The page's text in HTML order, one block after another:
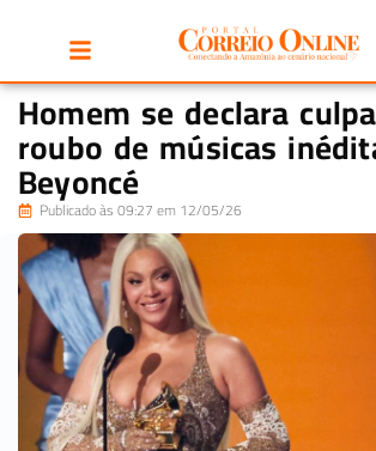
Homem se declara
roubo de músicas
Beyoncé
Publicado às 09:27 em 12/05/26